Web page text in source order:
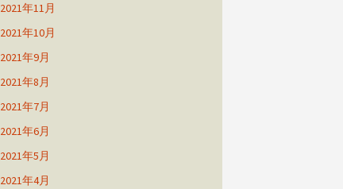
2021年11月
2021年10月
2021年9月
2021年8月
2021年7月
2021年6月
2021年5月
2021年4月